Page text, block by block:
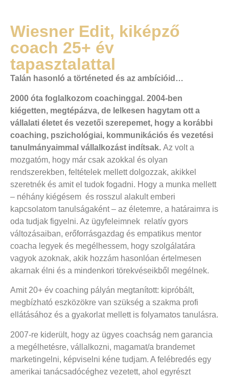
Wiesner Edit, kiképző
coach 25+ év
tapasztalattal
Talán hasonló a történeted és az ambícióid…
2000 óta foglalkozom coachinggal. 2004-ben
kiégetten, megtépázva, de lelkesen hagytam ott a
vállalati életet és vezetői szerepemet, hogy a korábbi
coaching, pszichológiai, kommunikációs és vezetési
tanulmányaimmal vállalkozást indítsak. Az volt a
mozgatóm, hogy már csak azokkal és olyan
rendszerekben, feltételek mellett dolgozzak, akikkel
szeretnék és amit el tudok fogadni. Hogy a munka mellett
– néhány kiégésem és rosszul alakult emberi
kapcsolatom tanulságaként – az életemre, a határaimra is
oda tudjak figyelni. Az ügyfeleimnek relatív gyors
változásaiban, erőforrásgazdag és empatikus mentor
coacha legyek és megélhessem, hogy szolgálatára
vagyok azoknak, akik hozzám hasonlóan értelmesen
akarnak élni és a mindenkori törekvéseikből megélnek.
Amit 20+ év coaching pályán megtanított: kipróbált,
megbízható eszközökre van szükség a szakma profi
ellátásához és a gyakorlat mellett is folyamatos tanulásra.
2007-re kiderült, hogy az ügyes coachság nem garancia
a megélhetésre, vállalkozni, magamat/a brandemet
marketingelni, képviselni kéne tudjam. A felébredés egy
amerikai tanácsadócéghez vezetett, ahol egyrészt